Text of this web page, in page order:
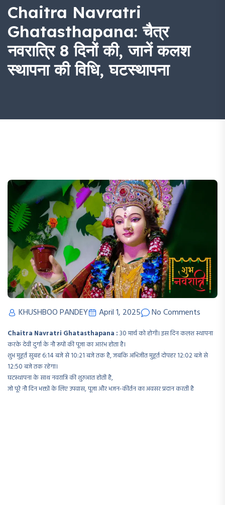
Chaitra Navratri
Ghatasthapana: चैत्र
नवरात्रि 8 दिनों की, जानें कलश
स्थापना की विधि, घटस्थापना
KHUSHBOO PANDEY April 1, 2025 No Comments
Chaitra Navratri Ghatasthapana :30 मार्च को होगी। इस दिन कलश स्थापना
करके देवी दुर्गा के नौ रूपों की पूजा का आरंभ होता है।
शुभ मुहूर्त सुबह 6:14 बजे से 10:21 बजे तक है, जबकि अभिजीत मुहूर्त दोपहर 12:02 बजे से
12:50 बजे तक रहेगा।
घटस्थापना के साथ नवरात्रि की शुरुआत होती है,
जो पूरे नौ दिन भक्तों के लिए उपवास, पूजा और भजन-कीर्तन का अवसर प्रदान करती है